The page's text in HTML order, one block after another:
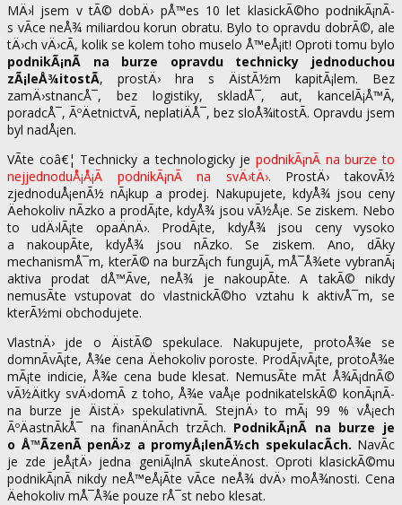
MÄ›l jsem v tÃ© dobÄ› pÅ™es 10 let klasickÃ©ho podnikÃ¡nÃ­
s vÃ­ce neÅ¾ miliardou korun obratu. Bylo to opravdu dobrÃ©, ale
tÄ›ch vÄ›cÃ­, kolik se kolem toho muselo Å™eÅ¡it! Oproti tomu bylo
podnikÃ¡nÃ­ na burze opravdu technicky jednoduchou
zÃ¡leÅ¾itostÃ­, prostÄ› hra s ÄistÃ½m kapitÃ¡lem. Bez
zamÄ›stnancÅ¯, bez logistiky, skladÅ¯, aut, kancelÃ¡Å™Ã­,
poradcÅ¯, ÃºÄetnictvÃ­, neplatiÄÅ¯, bez sloÅ¾itostÃ­. Opravdu jsem
byl nadÅ¡en.
VÃ­te coâ€¦ Technicky a technologicky je podnikÃ¡nÃ­ na burze to
nejjednoduÅ¡Å¡Ã­ podnikÃ¡nÃ­ na svÄ›tÄ›. ProstÄ› takovÃ½
zjednoduÅ¡enÃ½ nÃ¡kup a prodej. Nakupujete, kdyÅ¾ jsou ceny
Äehokoliv nÃ­zko a prodÃ¡te, kdyÅ¾ jsou vÃ½Å¡e. Se ziskem. Nebo
to udÄ›lÃ¡te opaÄnÄ›. ProdÃ¡te, kdyÅ¾ jsou ceny vysoko
a nakoupÃ­te, kdyÅ¾ jsou nÃ­zko. Se ziskem. Ano, dÃ­ky
mechanismÅ¯m, kterÃ© na burzÃ¡ch fungujÃ­, mÅ¯Å¾ete vybranÃ¡
aktiva prodat dÅ™Ã­ve, neÅ¾ je nakoupÃ­te. A takÃ© nikdy
nemusÃ­te vstupovat do vlastnickÃ©ho vztahu k aktivÅ¯m, se
kterÃ½mi obchodujete.
VlastnÄ› jde o ÄistÃ© spekulace. Nakupujete, protoÅ¾e se
domnÃ­vÃ¡te, Å¾e cena Äehokoliv poroste. ProdÃ¡vÃ¡te, protoÅ¾e
mÃ¡te indicie, Å¾e cena bude klesat. NemusÃ­te mÃ­t Å¾Ã¡dnÃ©
vÃ½Äitky svÄ›domÃ­ z toho, Å¾e vaÅ¡e podnikatelskÃ© konÃ¡nÃ­
na burze je ÄistÄ› spekulativnÃ­. StejnÄ› to mÃ¡ 99 % vÅ¡ech
ÃºÄastnÃ­kÅ¯ na finanÄnÃ­ch trzÃ­ch. PodnikÃ¡nÃ­ na burze je
o Å™Ã­zenÃ­ penÄ›z a promyÅ¡lenÃ½ch spekulacÃ­ch. NavÃ­c
je zde jeÅ¡tÄ› jedna geniÃ¡lnÃ­ skuteÄnost. Oproti klasickÃ©mu
podnikÃ¡nÃ­ nikdy neÅ™eÅ¡Ã­te vÃ­ce neÅ¾ dvÄ› moÅ¾nosti. Cena
Äehokoliv mÅ¯Å¾e pouze rÅ¯st nebo klesat.